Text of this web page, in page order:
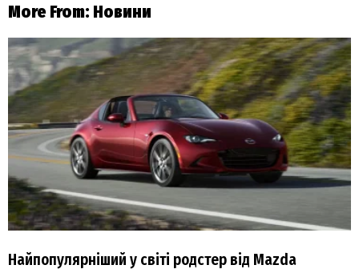
More From: Новини
Найпопулярніший у світі родстер від Mazda